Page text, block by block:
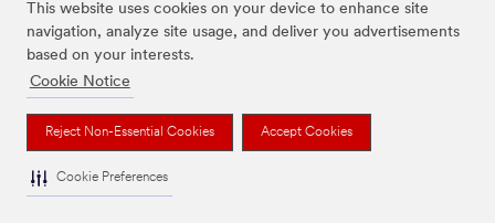
This website uses cookies on your device to enhance site
navigation, analyze site usage, and deliver you advertisements
based on your interests.
Cookie Notice
Reject Non-Essential Cookies Accept Cookies
Cookie Preferences